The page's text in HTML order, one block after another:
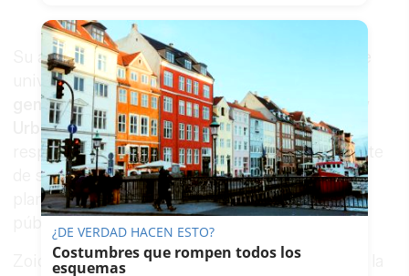
Su actividad trascendió el ámbito estrictamente
universitario. En 1986 fue nombrado
general del Centro de Estudios Territoriales y
Urbanos de la Junta de Andalucía, una
responsabilidad desde la que pudo trasladar parte
de sus conocimientos académicos a la
planificación y gestión de las administraciones
públicas.
Zoido participó activamente en la redacción de la
¿DE VERDAD HACEN ESTO?
Costumbres que rompen todos los
esquemas